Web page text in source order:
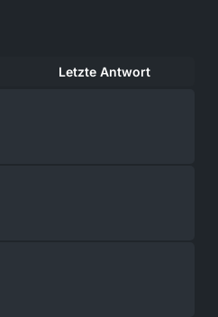
Letzte Antwort